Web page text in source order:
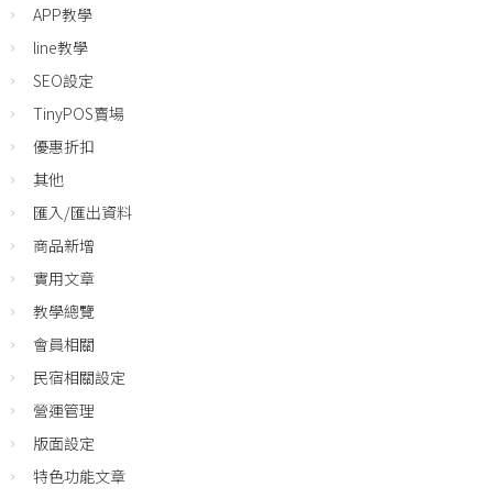
APP教學
line教學
SEO設定
TinyPOS賣場
優惠折扣
其他
匯入/匯出資料
商品新增
實用文章
教學總覽
會員相關
民宿相關設定
營運管理
版面設定
特色功能文章